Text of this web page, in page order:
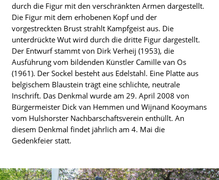
durch die Figur mit den verschränkten Armen dargestellt.
Die Figur mit dem erhobenen Kopf und der
vorgestreckten Brust strahlt Kampfgeist aus. Die
unterdrückte Wut wird durch die dritte Figur dargestellt.
Der Entwurf stammt von Dirk Verheij (1953), die
Ausführung vom bildenden Künstler Camille van Os
(1961). Der Sockel besteht aus Edelstahl. Eine Platte aus
belgischem Blaustein trägt eine schlichte, neutrale
Inschrift. Das Denkmal wurde am 29. April 2008 von
Bürgermeister Dick van Hemmen und Wijnand Kooymans
vom Hulshorster Nachbarschaftsverein enthüllt. An
diesem Denkmal findet jährlich am 4. Mai die
Gedenkfeier statt.